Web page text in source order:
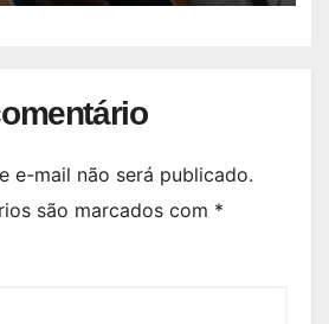
e-mail não será publicado.
são marcados com *